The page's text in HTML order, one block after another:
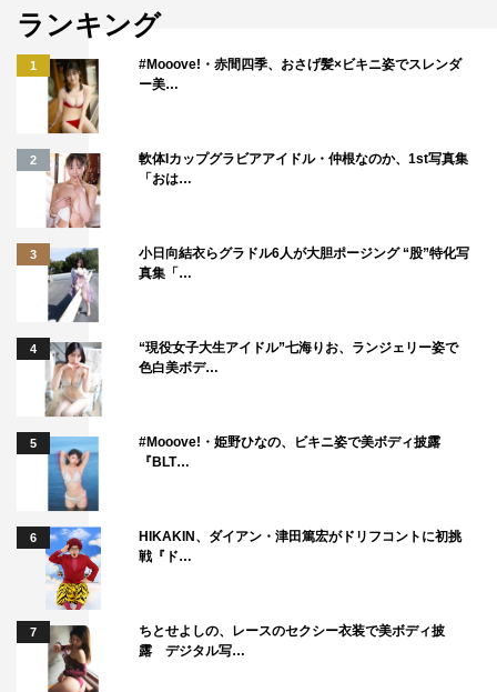
ランキング
1
#Mooove!・赤間四季、おさげ髪×ビキニ姿でスレンダ
ー美…
2
軟体Iカップグラビアアイドル・仲根なのか、1st写真集
「おは…
3
小日向結衣らグラドル6人が大胆ポージング “股”特化写
真集「…
4
“現役女子大生アイドル”七海りお、ランジェリー姿で
色白美ボデ…
5
#Mooove!・姫野ひなの、ビキニ姿で美ボディ披露
『BLT…
6
HIKAKIN、ダイアン・津田篤宏がドリフコントに初挑
戦『ド…
7
ちとせよしの、レースのセクシー衣装で美ボディ披
露 デジタル写…